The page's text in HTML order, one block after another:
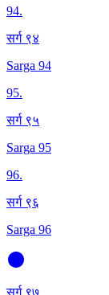
94.
सर्ग ९४
Sarga 94
95.
सर्ग ९५
Sarga 95
96.
सर्ग ९६
Sarga 96